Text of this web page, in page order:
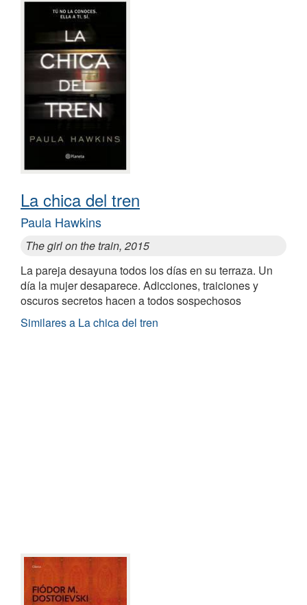
La chica del tren
Paula Hawkins
The girl on the train, 2015
La pareja desayuna todos los días en su terraza. Un
día la mujer desaparece. Adicciones, traiciones y
oscuros secretos hacen a todos sospechosos
Similares a La chica del tren